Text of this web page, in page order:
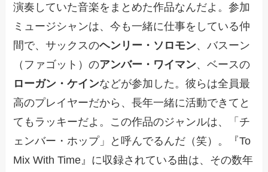
演奏していた音楽をまとめた作品なんだよ。参加
ミュージシャンは、今も一緒に仕事をしている仲
間で、サックスのヘンリー・ソロモン、バスーン
（ファゴット）のアンバー・ワイマン、ベースの
ローガン・ケインなどが参加した。彼らは全員最
高のプレイヤーだから、長年一緒に活動できてと
てもラッキーだよ。この作品のジャンルは、「チ
ェンバー・ホップ」と呼んでるんだ（笑）。『To
Mix With Time』に収録されている曲は、その数年